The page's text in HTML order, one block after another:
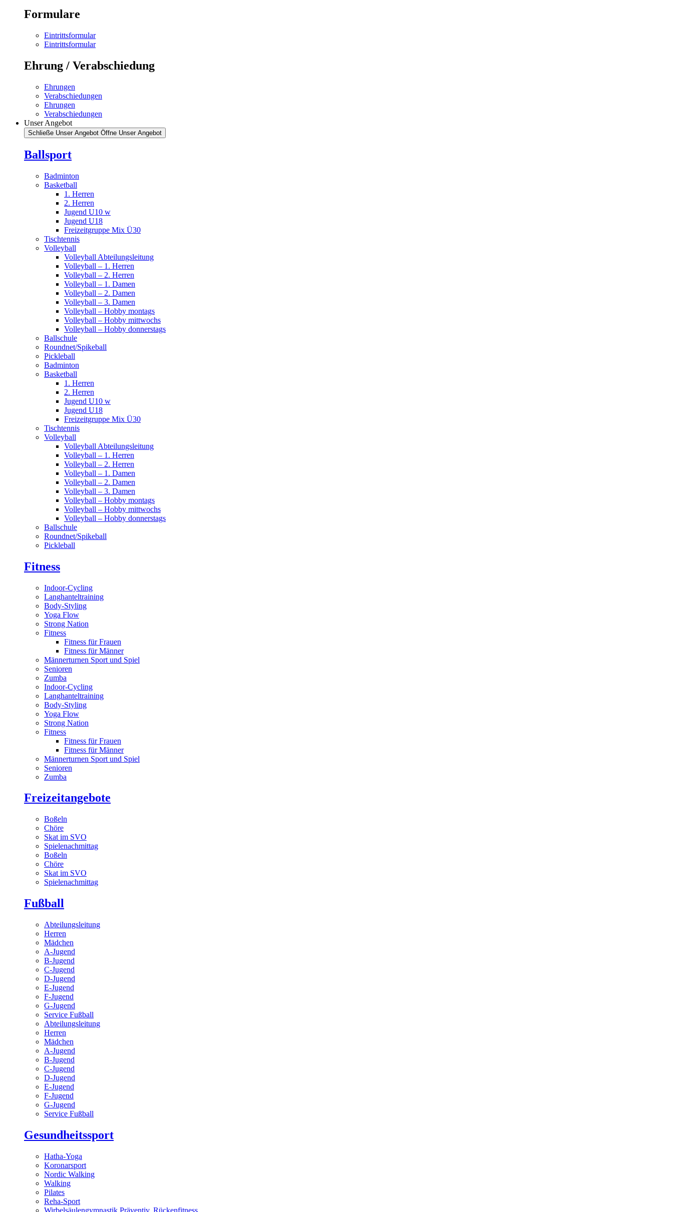
Formulare
Eintrittsformular
Eintrittsformular
Ehrung / Verabschiedung
Ehrungen
Verabschiedungen
Ehrungen
Verabschiedungen
Unser Angebot
Schließe Unser Angebot Öffne Unser Angebot
Ballsport
Badminton
Basketball
1. Herren
2. Herren
Jugend U10 w
Jugend U18
Freizeitgruppe Mix Ü30
Tischtennis
Volleyball
Volleyball Abteilungsleitung
Volleyball – 1. Herren
Volleyball – 2. Herren
Volleyball – 1. Damen
Volleyball – 2. Damen
Volleyball – 3. Damen
Volleyball – Hobby montags
Volleyball – Hobby mittwochs
Volleyball – Hobby donnerstags
Ballschule
Roundnet/Spikeball
Pickleball
Badminton
Basketball
1. Herren
2. Herren
Jugend U10 w
Jugend U18
Freizeitgruppe Mix Ü30
Tischtennis
Volleyball
Volleyball Abteilungsleitung
Volleyball – 1. Herren
Volleyball – 2. Herren
Volleyball – 1. Damen
Volleyball – 2. Damen
Volleyball – 3. Damen
Volleyball – Hobby montags
Volleyball – Hobby mittwochs
Volleyball – Hobby donnerstags
Ballschule
Roundnet/Spikeball
Pickleball
Fitness
Indoor-Cycling
Langhanteltraining
Body-Styling
Yoga Flow
Strong Nation
Fitness
Fitness für Frauen
Fitness für Männer
Männerturnen Sport und Spiel
Senioren
Zumba
Indoor-Cycling
Langhanteltraining
Body-Styling
Yoga Flow
Strong Nation
Fitness
Fitness für Frauen
Fitness für Männer
Männerturnen Sport und Spiel
Senioren
Zumba
Freizeitangebote
Boßeln
Chöre
Skat im SVO
Spielenachmittag
Boßeln
Chöre
Skat im SVO
Spielenachmittag
Fußball
Abteilungsleitung
Herren
Mädchen
A-Jugend
B-Jugend
C-Jugend
D-Jugend
E-Jugend
F-Jugend
G-Jugend
Service Fußball
Abteilungsleitung
Herren
Mädchen
A-Jugend
B-Jugend
C-Jugend
D-Jugend
E-Jugend
F-Jugend
G-Jugend
Service Fußball
Gesundheitssport
Hatha-Yoga
Koronarsport
Nordic Walking
Walking
Pilates
Reha-Sport
Wirbelsäulengymnastik Präventiv, Rückenfitness